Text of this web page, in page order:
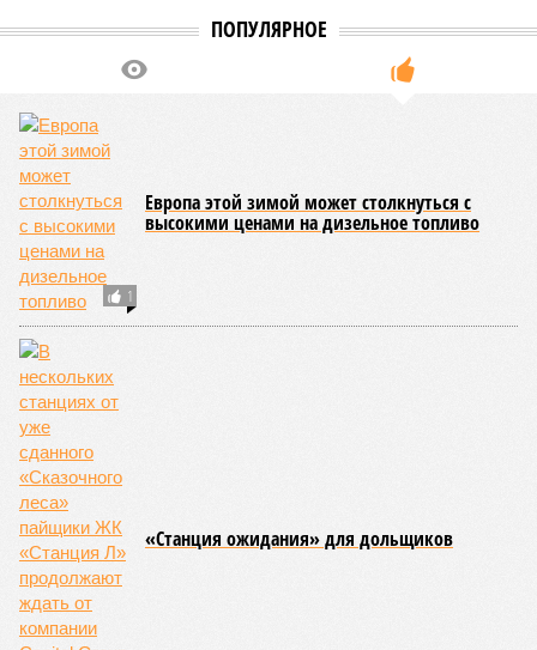
здесь беды были другими, включая массовый голод и
масштабные эпидемии вроде бубонной чумы (200 млн
погибших) или «испанки» (по разным оценкам, от 17,4 до
100 млн погибших во всём мире).
Когда земля – дыбом
Но это дела давно минувших дней. А что нам ждать в
дальнейшем? Авторы энциклопедии A-Z Animals,
основываясь на современных научных исследованиях и
глобальных тенденциях, составили свой список
потенциально самых смертоносных стихийных бедствий,
угрожающих человечеству непосредственно сейчас, в XXI
веке.
«Золото» получили землетрясения. К наиболее
сейсмоопасным регионам относится Тихоокеанское
вулканическое огненное кольцо, включающее Индонезию,
Японию и западное побережье Северной и Южной Америки.
Турция, Иран, Индия и Непал также расположены на очень
активных линиях разломов тектонических плит. Не
исключение и центральная часть США – причина в Нью-
Мадридском разломе в штате Миссури. Землетрясения
средней силы – явление, в общем-то, обычное и вполне
сносное, но периодически, раз в несколько столетий,
трясёт так, что мало не покажется никому. К примеру, в